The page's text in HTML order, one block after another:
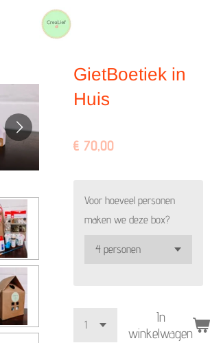
GietBoetiek in
Huis
€ 70,00
Voor hoeveel personen
maken we deze box?
In
winkelwagen